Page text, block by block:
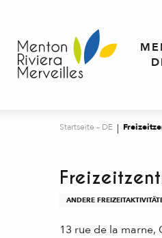
contenu
principal
Startseite – DE
ANDERE
13 rue de la marne,